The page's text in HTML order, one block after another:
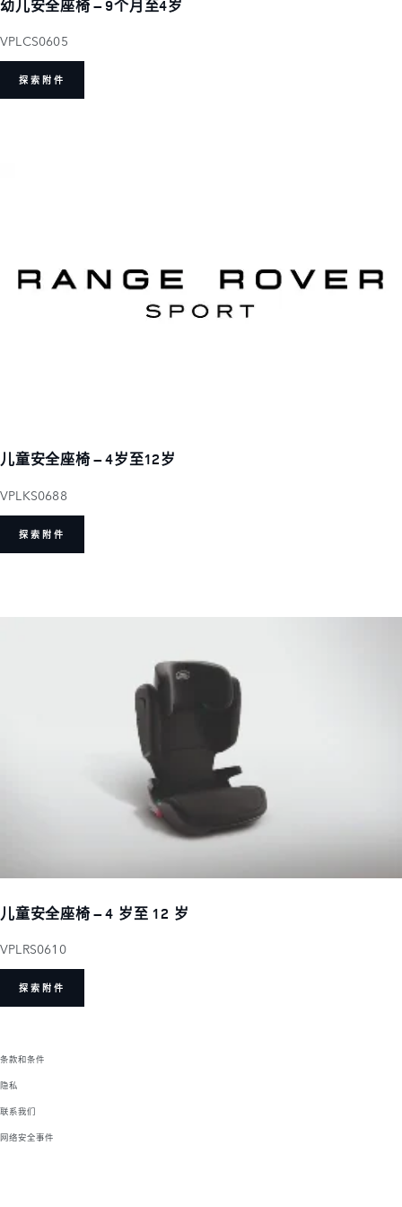
幼儿安全座椅 – 9个月至4岁
VPLCS0605
探索附件
儿童安全座椅 – 4岁至12岁
VPLKS0688
探索附件
儿童安全座椅 – 4 岁至 12 岁
VPLRS0610
探索附件
条款和条件
隐私
联系我们
网络安全事件